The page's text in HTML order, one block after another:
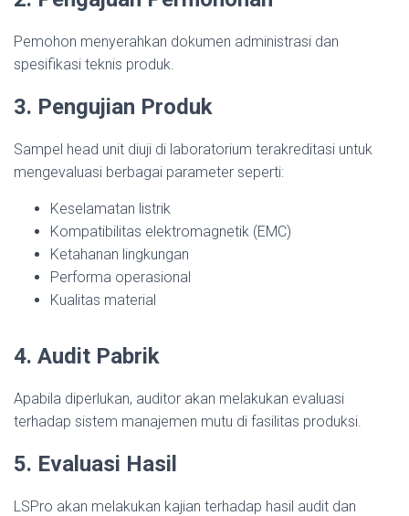
Pemohon menyerahkan dokumen administrasi dan
spesifikasi teknis produk.
3. Pengujian Produk
Sampel head unit diuji di laboratorium terakreditasi untuk
mengevaluasi berbagai parameter seperti:
Keselamatan listrik
Kompatibilitas elektromagnetik (EMC)
Ketahanan lingkungan
Performa operasional
Kualitas material
4. Audit Pabrik
Apabila diperlukan, auditor akan melakukan evaluasi
terhadap sistem manajemen mutu di fasilitas produksi.
5. Evaluasi Hasil
LSPro akan melakukan kajian terhadap hasil audit dan